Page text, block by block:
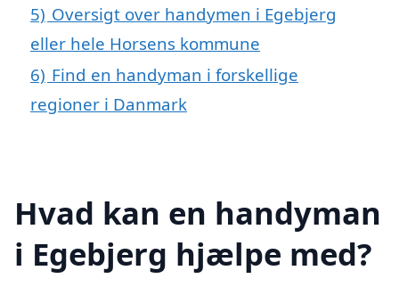
5) Oversigt over handymen i Egebjerg
eller hele Horsens kommune
6) Find en handyman i forskellige
regioner i Danmark
Hvad kan en handyman
i Egebjerg hjælpe med?